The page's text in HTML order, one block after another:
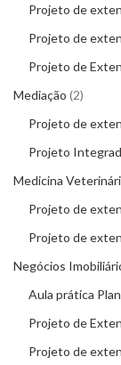
Projeto de
Projeto de
Projeto de
Mediação 2
Projeto de
Projeto
Medicina
Projeto de
Projeto de
Negócios
Aula prática
Projeto de
Projeto de